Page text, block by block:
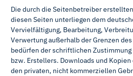
Die durch die Seitenbetreiber
diesen Seiten unterliegen dem
Vervielfältigung, Bearbeitung,
Verwertung außerhalb der Grenzen
bedürfen der schriftlichen
bzw. Erstellers. Downloads und
den privaten, nicht kommerziellen